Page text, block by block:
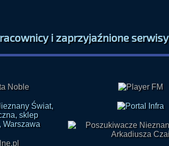
i zaprzyjaźnione serwisy